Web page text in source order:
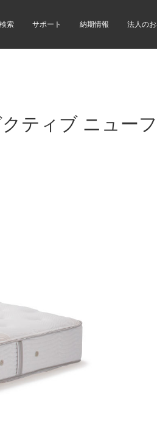
索 サポート 納期情報 法人の
ティブ ニュー